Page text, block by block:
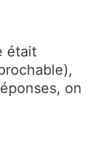
était
on